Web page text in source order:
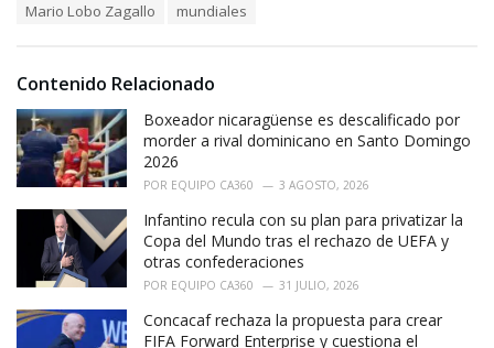
i
s
:
Mario Lobo Zagallo
mundiales
Contenido Relacionado
Boxeador nicaragüense es descalificado por
morder a rival dominicano en Santo Domingo
2026
POR EQUIPO CA360 3 AGOSTO, 2026
Infantino recula con su plan para privatizar la
Copa del Mundo tras el rechazo de UEFA y
otras confederaciones
POR EQUIPO CA360 31 JULIO, 2026
Concacaf rechaza la propuesta para crear
FIFA Forward Enterprise y cuestiona el